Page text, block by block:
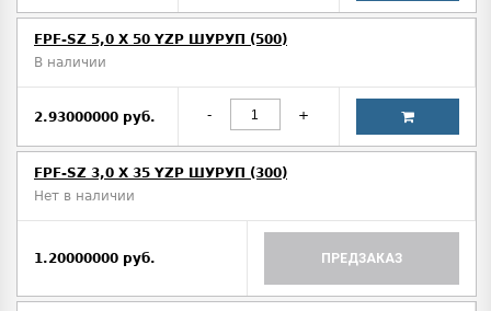
FPF-SZ 5,0 X 50 YZP ШУРУП (500)
В наличии
2.93000000 руб. - +
FPF-SZ 3,0 X 35 YZP ШУРУП (300)
Нет в наличии
1.20000000 руб. ПРЕДЗАКАЗ